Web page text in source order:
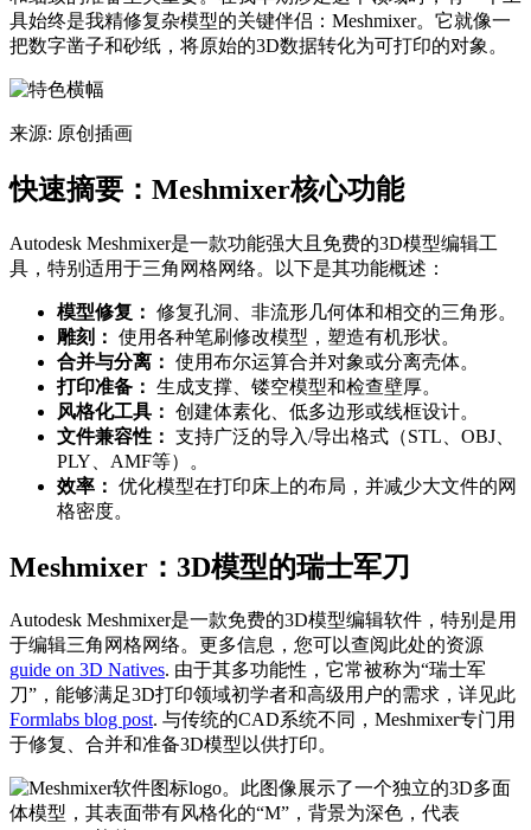
具始终是我精修复杂模型的关键伴侣：Meshmixer。它就像一
把数字凿子和砂纸，将原始的3D数据转化为可打印的对象。
来源: 原创插画
快速摘要：Meshmixer核心功能
Autodesk Meshmixer是一款功能强大且免费的3D模型编辑工
具，特别适用于三角网格网络。以下是其功能概述：
模型修复： 修复孔洞、非流形几何体和相交的三角形。
雕刻： 使用各种笔刷修改模型，塑造有机形状。
合并与分离： 使用布尔运算合并对象或分离壳体。
打印准备： 生成支撑、镂空模型和检查壁厚。
风格化工具： 创建体素化、低多边形或线框设计。
文件兼容性： 支持广泛的导入/导出格式（STL、OBJ、
PLY、AMF等）。
效率： 优化模型在打印床上的布局，并减少大文件的网
格密度。
Meshmixer：3D模型的瑞士军刀
Autodesk Meshmixer是一款免费的3D模型编辑软件，特别是用
于编辑三角网格网络。更多信息，您可以查阅此处的资源
guide on 3D Natives. 由于其多功能性，它常被称为“瑞士军
刀”，能够满足3D打印领域初学者和高级用户的需求，详见此
Formlabs blog post. 与传统的CAD系统不同，Meshmixer专门用
于修复、合并和准备3D模型以供打印。